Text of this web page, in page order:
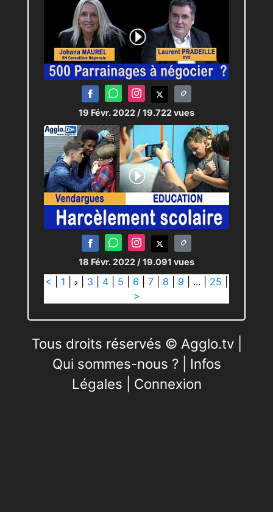
19 Févr. 2022 / 19.722 vues
18 Févr. 2022 / 19.091 vues
< 1 2 3 4 5 6 7 8 9 ... 25
>
Tous droits réservés © Agglo.tv |
Qui sommes-nous ?| Infos
Légales
Connexion